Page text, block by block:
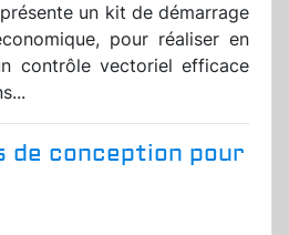
un kit de démarrage
pour réaliser en
contrôle vectoriel efficace
de conception pour